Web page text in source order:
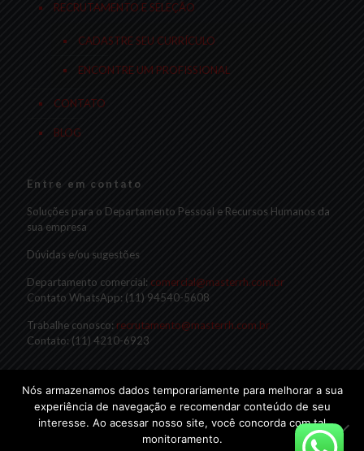
RECRUTAMENTO E SELEÇÃO
CADASTRE SEU CURRÍCULO
ENCONTRE UM PROFISSIONAL
CONTATO
BLOG
Entre em contato
Soluções para o Departamento Pessoal e Recursos Humanos da
sua empresa
Dúvidas e/ou sugestões
Departamento comercial: comercial@masterrh.com.br
Contato WhatsApp: (11) 94540-5608
Trabalhe conosco: recrutamento@masterrh.com.br
Contato: (11) 4210-6923
Nós armazenamos dados temporariamente para melhorar a sua
experiência de navegação e recomendar conteúdo de seu
interesse. Ao acessar nosso site, você concorda com tal
monitoramento.